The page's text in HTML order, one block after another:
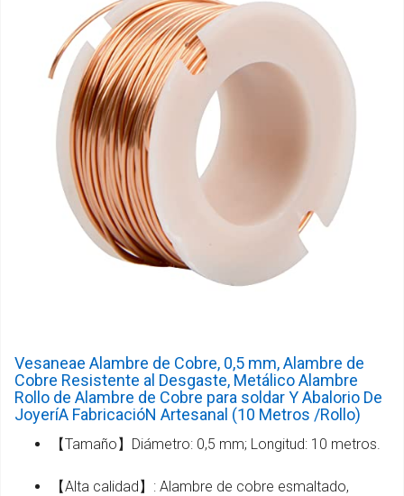
Vesaneae Alambre de Cobre, 0,5 mm, Alambre de
Cobre Resistente al Desgaste, Metálico Alambre
Rollo de Alambre de Cobre para soldar Y Abalorio De
JoyeríA FabricacióN Artesanal (10 Metros /Rollo)
【Tamaño】Diámetro: 0,5 mm; Longitud: 10 metros.
【Alta calidad】: Alambre de cobre esmaltado,